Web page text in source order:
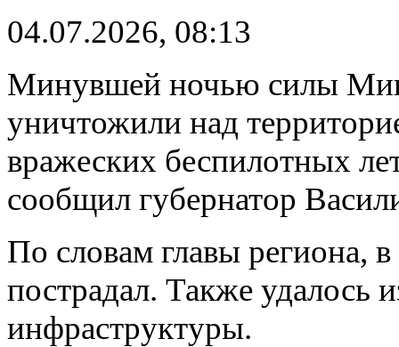
04.07.2026, 08:13
Минувшей ночью силы
уничтожили над
вражеских беспилотных
сообщил губернатор
По словам главы региона, в
пострадал. Также удалось
инфраструктуры.